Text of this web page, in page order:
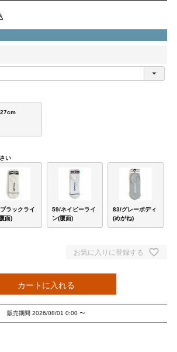
い
ラックライ
面)
59/ネイビーライ
ン(覆面)
83/グレーボディ
(めがね)
お気に入りに登録する
カートに入れる
販売期間 2026/08/01 0:00 〜